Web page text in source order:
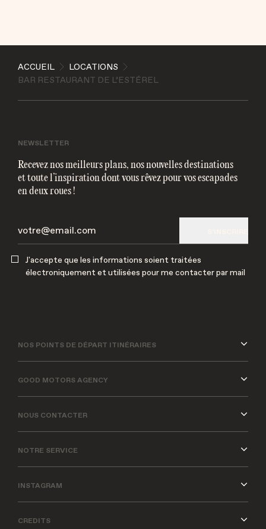
ENVOYER
J'accepte que les informations soient traitées
mail
ACCUEIL
LOCATIONS
BAR RESTAURANT DE L’ESTÉREL
NEWSLETTER
Recevez nos meilleurs plans, nos nouvelles destinations
et toute l’inspiration dont vous rêvez pour vos escapades
en deux roues !
J'accepte que les informations soient traitées
électroniquement et utilisées pour me contacter par mail
NOS POINTS DE DÉPART ITINÉRAIRES
GOOD MOTORS AGENCY
NOUS CONTACTER
NOTRE SERVICE
INSTAGRAM
CREDITS